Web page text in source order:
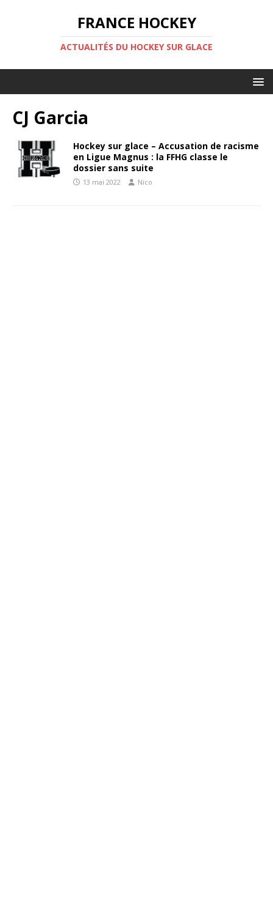
FRANCE HOCKEY
ACTUALITÉS DU HOCKEY SUR GLACE
CJ Garcia
Hockey sur glace – Accusation de racisme
en Ligue Magnus : la FFHG classe le
dossier sans suite
13 mai 2022 Nico